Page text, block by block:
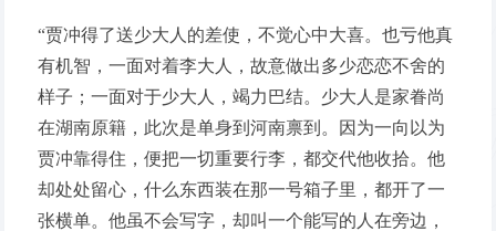
“贾冲得了送少大人的差使，不觉心中大喜。也亏他真
有机智，一面对着李大人，故意做出多少恋恋不舍的
样子；一面对于少大人，竭力巴结。少大人是家眷尚
在湖南原籍，此次是单身到河南禀到。因为一向以为
贾冲靠得住，便把一切重要行李，都交代他收拾。他
却处处留心，什么东西装在那一号箱子里，都开了一
张横单。他虽不会写字，却叫一个能写的人在旁边，